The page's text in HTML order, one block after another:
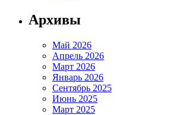
Архивы
Май 2026
Апрель 2026
Март 2026
Январь 2026
Сентябрь 2025
Июнь 2025
Март 2025